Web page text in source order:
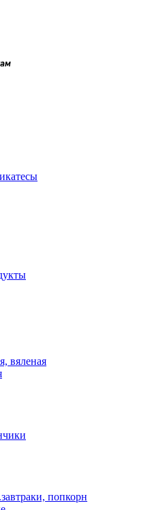
вяленая
попкорн